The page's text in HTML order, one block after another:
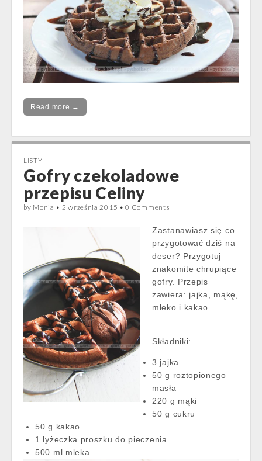
Read more →
LISTY
Gofry czekoladowe
przepisu Celiny
by Monia • 2 września 2015 •0 Comments
Zastanawiasz się co
przygotować dziś na
deser? Przygotuj
znakomite chrupiące
gofry. Przepis
zawiera: jajka, mąkę,
mleko i kakao.
Składniki:
3 jajka
50 g roztopionego
masła
220 g mąki
50 g cukru
50 g kakao
1 łyżeczka proszku do pieczenia
500 ml mleka